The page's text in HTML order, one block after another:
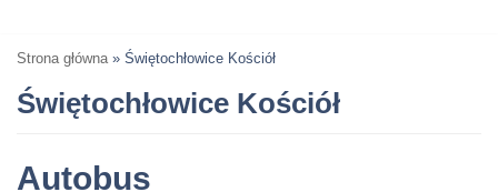
Strona główna » Świętochłowice Kościół
Świętochłowice Kościół
Autobus